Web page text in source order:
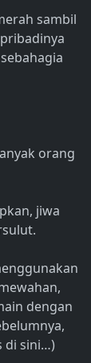
sambil
orang
jiwa
dengan
di sini…)